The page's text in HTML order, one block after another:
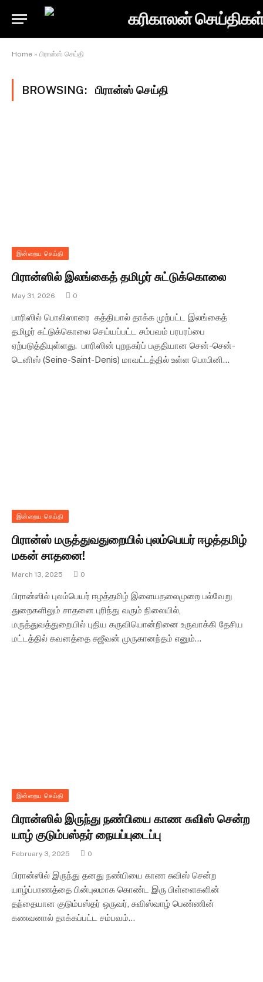
Home » பிரான்ஸ் செய்தி
BROWSING: பிரான்ஸ் செய்தி
இன்றைய செய்தி
பிரான்ஸில் இலங்கைத் தமிழர் சுட்டுக்கொலை
May 31, 2026 0
பாரிஸில் பொலிஸாரை கத்தியால் தாக்க முற்பட்ட இலங்கைத்
தமிழர் சுட்டுக்கொலை செய்யப்பட்ட சம்பவம் பரபரப்பை
ஏற்படுத்தியுள்ளது. பாரிஸின் புறநகர்ப் பகுதியான சென்-சென்-
டெனிஸ் (Seine-Saint-Denis) மாவட்டத்தில் உள்ள பொபினி…
இன்றைய செய்தி
பிரான்ஸ் மருத்துவதுறையில் புலம்பெயர் ஈழத்தமிழ்
மகன் சாதனை!
March 13, 2025 0
பிரான்ஸில் புலம்பெயர் ஈழத்தமிழ் இளையதலைமுறை பல்வேறு
துறைகளிலும் சாதனை புரிந்து வரும் நிலையில்,
மருத்துவத்துறையில் புதிய கருவியொன்றினை உருவாக்கி தேசிய
மட்டத்தில் கவனத்தை சுஜீவன் முருகானந்தம் எனும்…
இன்றைய செய்தி
பிரான்ஸில் இருந்து நண்பியை காண சுவிஸ் சென்ற
யாழ் குடும்பஸ்தர் நையப்புடைப்பு
February 3, 2025 0
பிரான்ஸில் இருந்து தனது நண்பியை காண சுவிஸ் சென்ற
யாழ்ப்பாணத்தை பின்புலமாக கொண்ட இரு பிள்ளைகளின்
தந்தையான குடும்பஸ்தர் ஒருவர், சுவிஸ்வாழ் பெண்ணின்
கணவனால் தாக்கப்பட்ட சம்பவம்…